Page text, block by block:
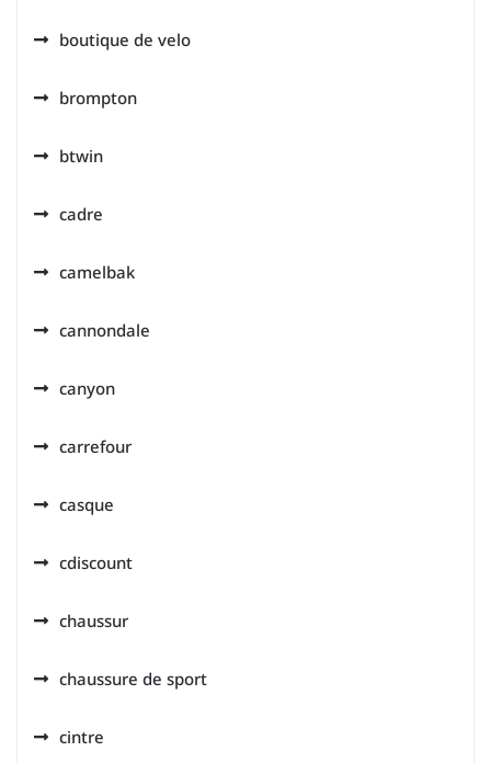
boutique de velo
brompton
btwin
cadre
camelbak
cannondale
canyon
carrefour
casque
cdiscount
chaussur
chaussure de sport
cintre